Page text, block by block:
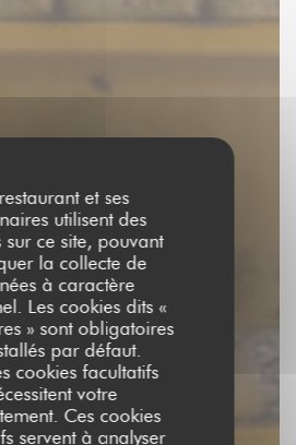
et ses
utilisent des
sur ce site, pouvant
la collecte de
à caractère
Les cookies dits «
» sont obligatoires
par défaut.
cookies facultatifs
votre
Ces cookies
servent à analyser